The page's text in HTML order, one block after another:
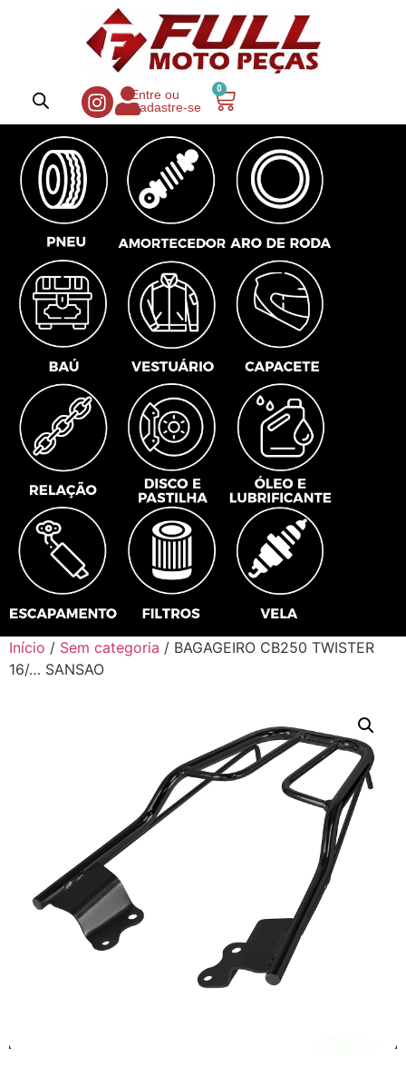
Entre ou
Cadastre-se
0
Início / Sem categoria / BAGAGEIRO CB250 TWISTER
16/… SANSAO